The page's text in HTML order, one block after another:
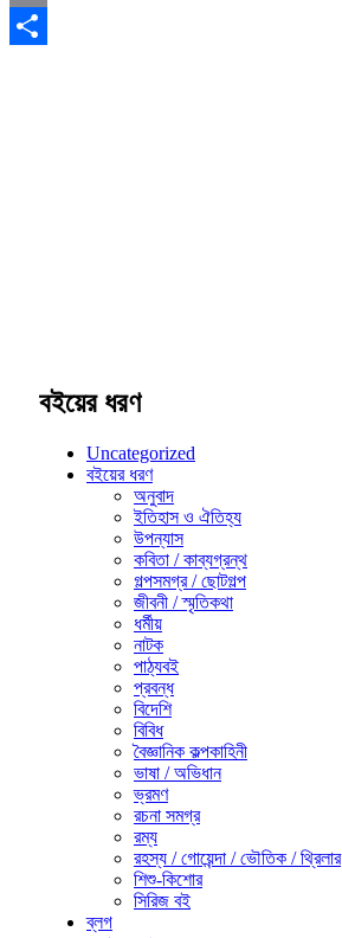
Email
বইয়ের ধরণ
Uncategorized
বইয়ের ধরণ
অনুবাদ
ইতিহাস ও ঐতিহ্য
উপন্যাস
কবিতা / কাব্যগ্রন্থ
গল্পসমগ্র / ছোটগল্প
জীবনী / স্মৃতিকথা
ধর্মীয়
নাটক
পাঠ্যবই
প্রবন্ধ
বিদেশি
বিবিধ
বৈজ্ঞানিক কল্পকাহিনী
ভাষা / অভিধান
ভ্রমণ
রচনা সমগ্র
রম্য
রহস্য / গোয়েন্দা / ভৌতিক / থ্রিলার
শিশু-কিশোর
সিরিজ বই
ব্লগ